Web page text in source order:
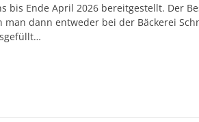
bis Ende April 2026 bereitgestellt. Der
dann entweder bei der Bäckerei